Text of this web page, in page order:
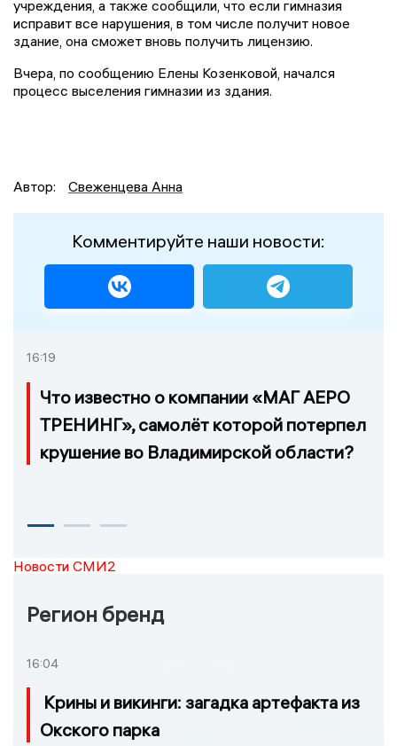
учреждения, а также сообщили, что если гимназия
исправит все нарушения, в том числе получит новое
здание, она сможет вновь получить лицензию.
Вчера, по сообщению Елены Козенковой, начался
процесс выселения гимназии из здания.
Автор: Свеженцева Анна
Комментируйте наши новости:
16:19
Что известно о компании «МАГ АЕРО
ТРЕНИНГ», самолёт которой потерпел
крушение во Владимирской области?
Новости СМИ2
Регион бренд
16:04
Крины и викинги: загадка артефакта из
Окского парка